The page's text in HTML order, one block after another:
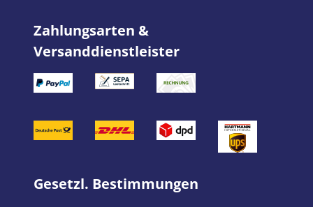
Zahlungsarten &
Versanddienstleister
Gesetzl. Bestimmungen